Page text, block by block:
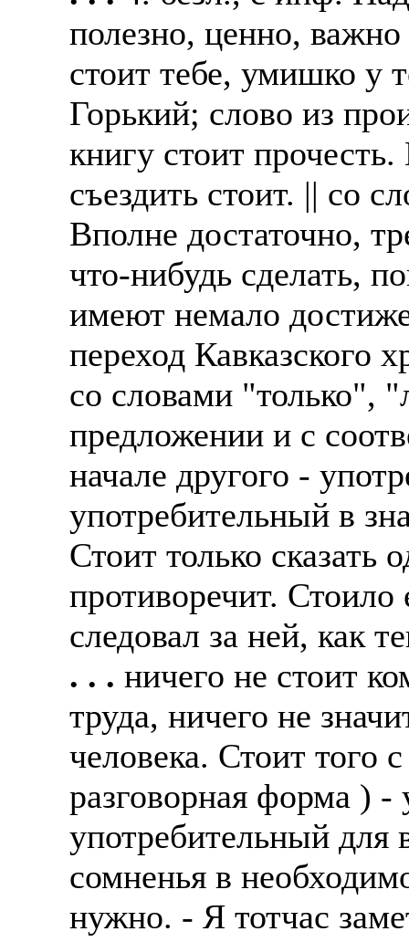
полезно, ценно,
стоит тебе, умишко у
Горький; слово из
книгу стоит
съездить стоит. || со
Вполне достаточно,
что-нибудь сделать,
имеют немало
переход Кавказского
со словами "только",
предложении и с
начале другого -
употребительный в
Стоит только сказать
противоречит.
следовал за ней, как
. . . ничего не стоит
труда, ничего не
человека. Стоит того
разговорная форма ) -
употребительный для
сомненья в
нужно. - Я тотчас